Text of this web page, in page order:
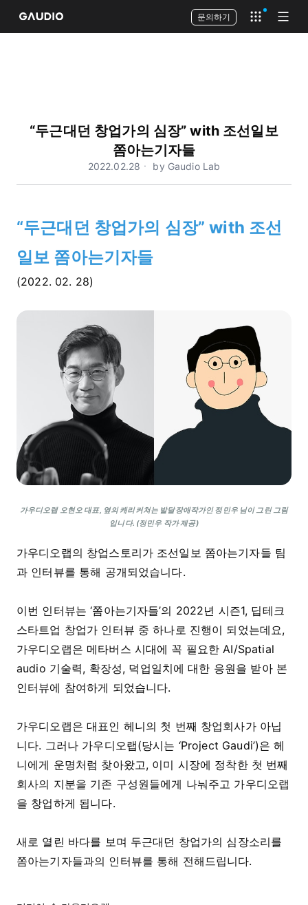
문의하기
Open app
“두근대던 창업가의 심장” with 조선일보
쫌아는기자들
2022.02.28ㆍ by Gaudio Lab
“두근대던 창업가의 심장” with 조선
일보 쫌아는기자들
(2022. 02. 28)
가우디오랩 오현오 대표, 옆의 캐리커쳐는 발달장애작가인 정민우 님이 그린 그림
입니다. (정민우 작가 제공)
가우디오랩의 창업스토리가 조선일보 쫌아는기자들 팀
과 인터뷰를 통해 공개되었습니다.
이번 인터뷰는 ‘쫌아는기자들’의 2022년 시즌1, 딥테크
스타트업 창업가 인터뷰 중 하나로 진행이 되었는데요,
가우디오랩은 메타버스 시대에 꼭 필요한 AI/Spatial
audio 기술력, 확장성, 덕업일치에 대한 응원을 받아 본
인터뷰에 참여하게 되었습니다.
가우디오랩은 대표인 헤니의 첫 번째 창업회사가 아닙
니다. 그러나 가우디오랩(당시는 ‘Project Gaudi’)은 헤
니에게 운명처럼 찾아왔고, 이미 시장에 정착한 첫 번째
회사의 지분을 기존 구성원들에게 나눠주고 가우디오랩
을 창업하게 됩니다.
새로 열린 바다를 보며 두근대던 창업가의 심장소리를
쫌아는기자들과의 인터뷰를 통해 전해드립니다.